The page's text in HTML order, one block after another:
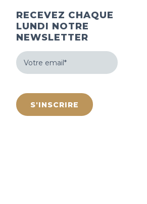
RECEVEZ CHAQUE
LUNDI NOTRE
NEWSLETTER
Votre
email
(Nécessaire)